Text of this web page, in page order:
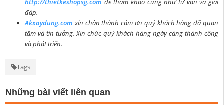
http://thietkeshopsg.com để tham khảo cũng như tư vấn và giải
đáp.
Akxaydung.com xin chân thành cảm ơn quý khách hàng đã quan
tâm và tin tưởng. Xin chúc quý khách hàng ngày càng thành công
và phát triển.
Tags
Những bài viết liên quan